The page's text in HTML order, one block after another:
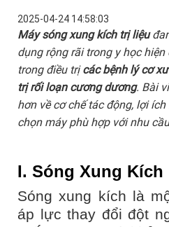
2025-04-24 14:58:03
Máy sóng xung kích trị liệu
dụng rộng rãi trong y học
trong điều trịcác bệnh lý cơ
trị rối loạn cương dương. Bài
hơn về cơ chế tác động, lợi
chọn máy phù hợp với nhu
I. Sóng Xung Kích
Sóng xung kích là
áp lực thay đổi đột